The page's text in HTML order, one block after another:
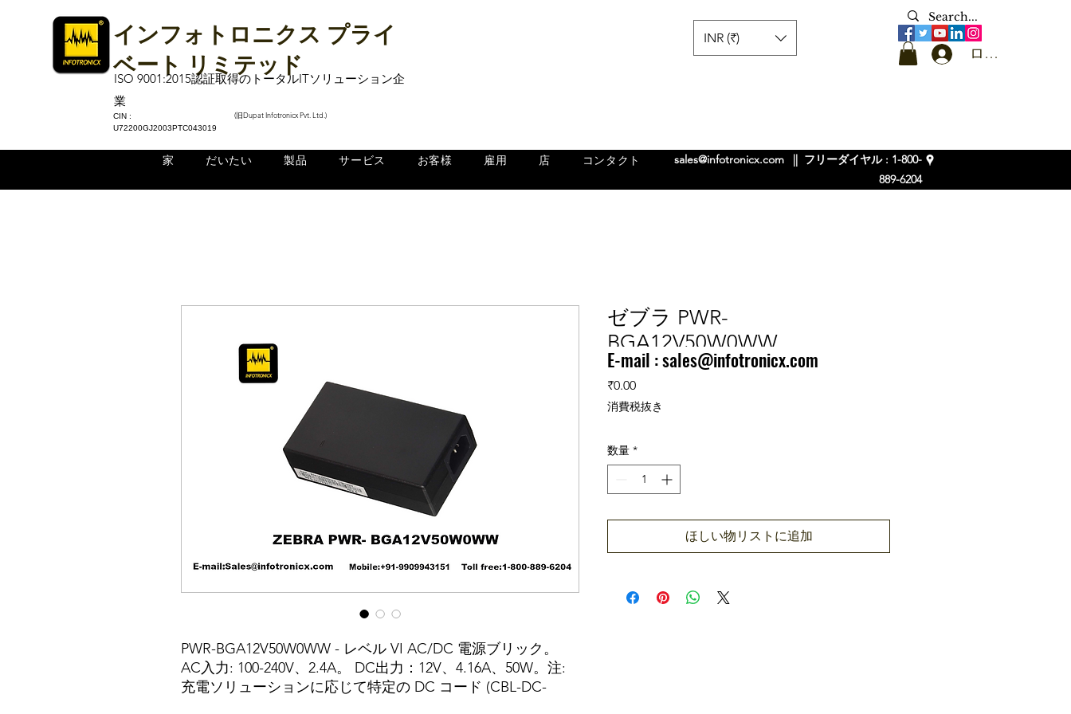
インフォトロニクス プライ
ベート リミテッド
ISO 9001:2015認証取得のトータルITソリューション企
業
CIN :
U72200GJ2003PTC043019
(旧Dupat Infotronicx Pvt. Ltd.)
ログイン
INR (₹)
家 だいたい 製品 サービス お客様 雇用 店 コンタクト sales@infotronicx.com
|| フリーダイヤル : 1-800-
889-6204
PWR-BGA12V50W0WW - レベル VI AC/DC 電源ブリック。
AC入力: 100-240V、2.4A。 DC出力：12V、4.16A、50W。注:
充電ソリューションに応じて特定の DC コード (CBL-DC-
ゼブラ PWR-
BGA12V50W0WW
₹0.00価格
消費税抜き
数量 *
ほしい物リストに追加
E-mail :sales@infotronicx.com